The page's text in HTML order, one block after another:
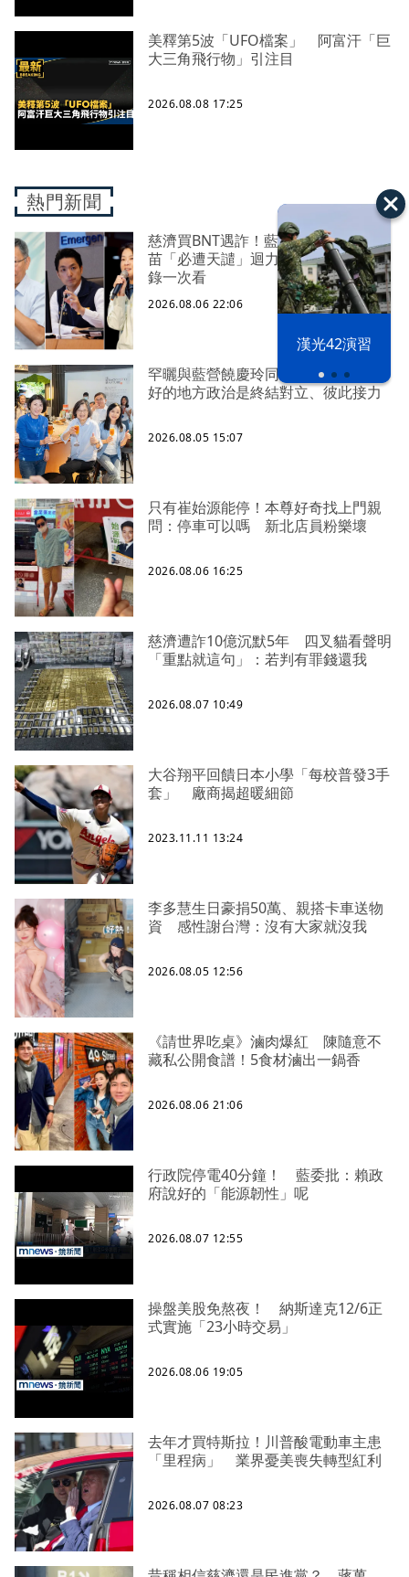
漢光42演習
美釋第5波「UFO檔案」 阿富汗「巨
大三角飛行物」引注目
2026.08.08 17:25
熱門新聞
慈濟買BNT遇詐！藍白昔嗆政府擋疫
苗「必遭天譴」迴力鏢來了 荒謬語
錄一次看
2026.08.06 22:06
罕曬與藍營饒慶玲同框照 蔡英文：
好的地方政治是終結對立、彼此接力
2026.08.05 15:07
只有崔始源能停！本尊好奇找上門親
問：停車可以嗎 新北店員粉樂壞
2026.08.06 16:25
慈濟遭詐10億沉默5年 四叉貓看聲明
「重點就這句」：若判有罪錢還我
2026.08.07 10:49
大谷翔平回饋日本小學「每校普發3手
套」 廠商揭超暖細節
2023.11.11 13:24
李多慧生日豪捐50萬、親搭卡車送物
資 感性謝台灣：沒有大家就沒我
2026.08.05 12:56
《請世界吃桌》滷肉爆紅 陳隨意不
藏私公開食譜！5食材滷出一鍋香
2026.08.06 21:06
行政院停電40分鐘！ 藍委批：賴政
府說好的「能源韌性」呢
2026.08.07 12:55
操盤美股免熬夜！ 納斯達克12/6正
式實施「23小時交易」
2026.08.06 19:05
去年才買特斯拉！川普酸電動車主患
「里程病」 業界憂美喪失轉型紅利
2026.08.07 08:23